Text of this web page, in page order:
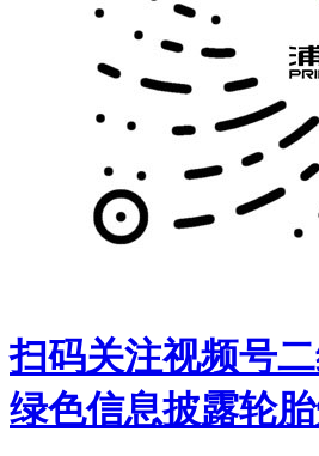
扫码关注视频号
绿色信息披露轮